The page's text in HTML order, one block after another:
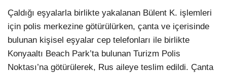
Çaldığı eşyalarla birlikte yakalanan Bülent K. işlemleri
için polis merkezine götürülürken, çanta ve içerisinde
bulunan kişisel eşyalar cep telefonları ile birlikte
Konyaaltı Beach Park’ta bulunan Turizm Polis
Noktası’na götürülerek, Rus aileye teslim edildi. Çanta